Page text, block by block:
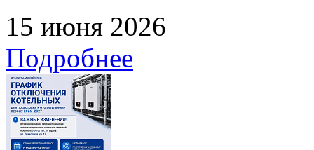
15 июня 2026
Подробнее